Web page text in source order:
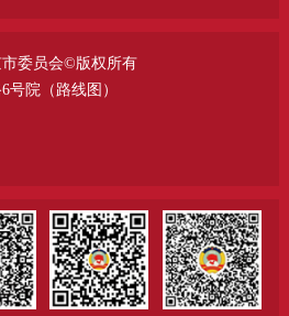
委员会©版权所有
号院（ 路线图 ）